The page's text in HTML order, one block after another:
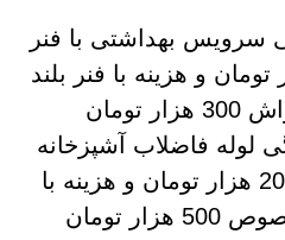
سرویس بهداشتی با فنر
150 هزار تومان و هزینه با فنر بلند
تومان
لوله فاضلاب آشپزخانه
با فنر معمولی 200 هزار تومان و هزینه با
تومان